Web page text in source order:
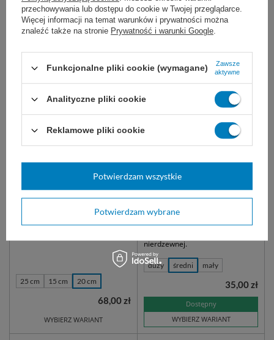
Dostępny
37,00 zł
Dostępny
70,00 zł
Kleszczyki laryngologiczne
MAGILLA
Kleszcze intubacyjne do
chwytania i manipulacji różnych
struktur w obrębie górnego
25 cm 15 cm 20 cm
WYBIERZ WARIANT
68,00 zł
Haczyk uszny LUCAE
Hak laryngologiczny do
bezpiecznego usuwania ciał
obcych z wnętrza ucha.
nierdzewnej.
duży średni mały
Dostępny
WYBIERZ WARIANT
35,00 zł
przechowywania lub dostępu do cookie w Twojej przeglądarce.
Więcej informacji na temat warunków i prywatności można
znaleźć także na stronie Prywatność i warunki Google.
Funkcjonalne pliki cookie (wymagane)
Zawsze
aktywne
Analityczne pliki cookie
Reklamowe pliki cookie
Potwierdzam wybrane
Potwierdzam wszystkie